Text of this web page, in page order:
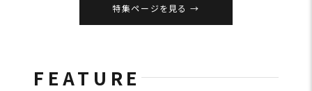
特集ページを見る
FEATURE